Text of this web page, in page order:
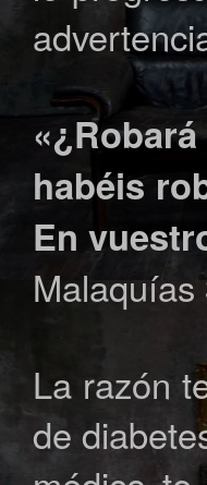
habéis
En
La razón
de